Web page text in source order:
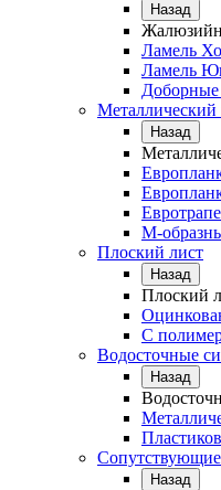
Назад
Ламель
Ламель
Доборные
Металлический
Назад
М-
Плоский лист
Назад
Плоский
С
Водосточные
Назад
Назад